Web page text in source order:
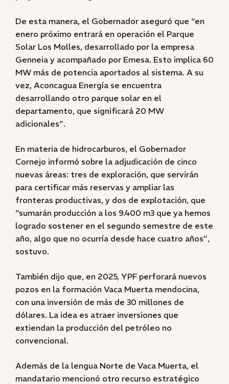
De esta manera, el Gobernador aseguró que “en
enero próximo entrará en operación el Parque
Solar Los Molles, desarrollado por la empresa
Genneia y acompañado por Emesa. Esto implica 60
MW más de potencia aportados al sistema. A su
vez, Aconcagua Energía se encuentra
desarrollando otro parque solar en el
departamento, que significará 20 MW
adicionales”.
En materia de hidrocarburos, el Gobernador
Cornejo informó sobre la adjudicación de cinco
nuevas áreas: tres de exploración, que servirán
para certificar más reservas y ampliar las
fronteras productivas, y dos de explotación, que
“sumarán producción a los 9.400 m3 que ya hemos
logrado sostener en el segundo semestre de este
año, algo que no ocurría desde hace cuatro años”,
sostuvo.
También dijo que, en 2025, YPF perforará nuevos
pozos en la formación Vaca Muerta mendocina,
con una inversión de más de 30 millones de
dólares. La idea es atraer inversiones que
extiendan la producción del petróleo no
convencional.
Además de la lengua Norte de Vaca Muerta, el
mandatario mencionó otro recurso estratégico